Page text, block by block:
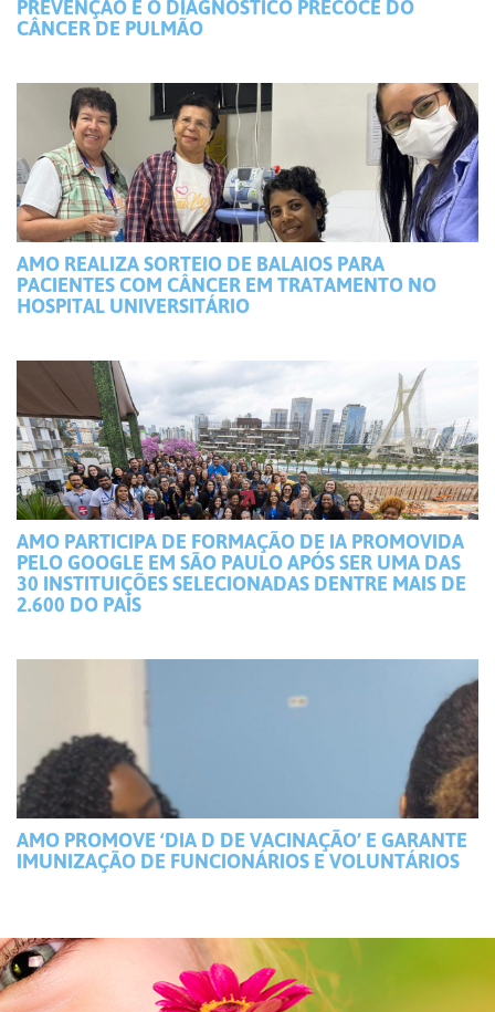
PREVENÇÃO E O DIAGNÓSTICO PRECOCE DO
CÂNCER DE PULMÃO
AMO REALIZA SORTEIO DE BALAIOS PARA
PACIENTES COM CÂNCER EM TRATAMENTO NO
HOSPITAL UNIVERSITÁRIO
AMO PARTICIPA DE FORMAÇÃO DE IA PROMOVIDA
PELO GOOGLE EM SÃO PAULO APÓS SER UMA DAS
30 INSTITUIÇÕES SELECIONADAS DENTRE MAIS DE
2.600 DO PAÍS
AMO PROMOVE ‘DIA D DE VACINAÇÃO’ E GARANTE
IMUNIZAÇÃO DE FUNCIONÁRIOS E VOLUNTÁRIOS